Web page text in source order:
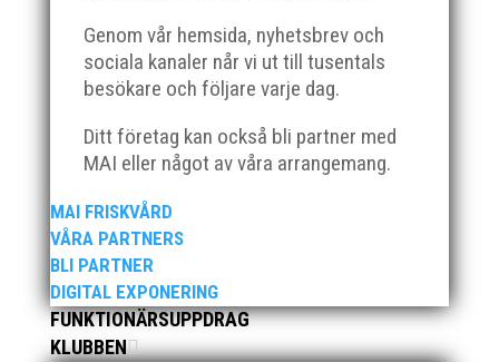
Genom vår hemsida, nyhetsbrev och
sociala kanaler når vi ut till tusentals
besökare och följare varje dag.
Ditt företag kan också bli partner med
MAI eller något av våra arrangemang.
MAI FRISKVÅRD
VÅRA PARTNERS
BLI PARTNER
DIGITAL EXPONERING
FUNKTIONÄRSUPPDRAG
KLUBBEN
genombrott för MAI:s kulstötare Wictor
Petersson. Året gav svenskt rekord, EM-silver
inomhus, dessutom sexa på VM inomhus och
elva på VM ute i somras. Och en stark tro på
framtiden efter några motiga år när inte så
mycket hänt...